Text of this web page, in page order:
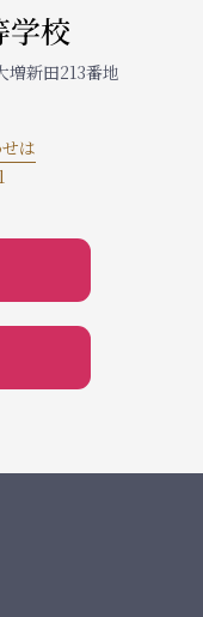
学校
新田213番地
は